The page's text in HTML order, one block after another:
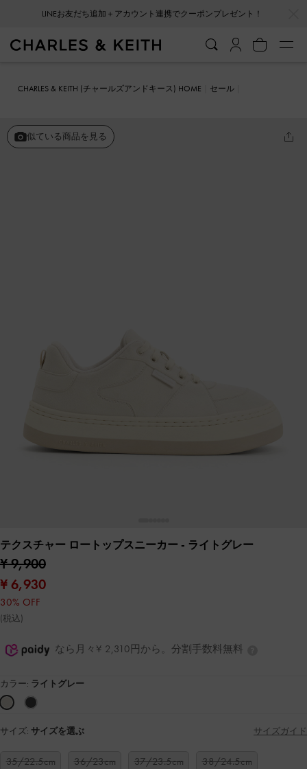
LINEお友だち追加＋アカウント連携でクーポンプレゼント！
CHARLES & KEITH (チャールズアンドキース) HOME
セール
似ている商品を見る
テクスチャー ロートップスニーカー - ライトグレー
¥ 9,900
¥ 6,930
30% OFF
(税込)
なら月々¥ 2,310円から。分割手数料無料
カラー: ライトグレー
サイズ: サイズを選ぶ サイズガイド
35/22.5cm 36/23cm 37/23.5cm 38/24.5cm